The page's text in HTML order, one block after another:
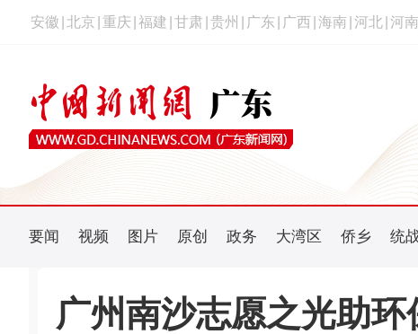
安徽 北京 重庆 福建 甘肃 贵州 广东 广西 海南 河北 河南
要闻 视频 图片 原创 政务 大湾区 侨乡 统
广州南沙志愿之光助